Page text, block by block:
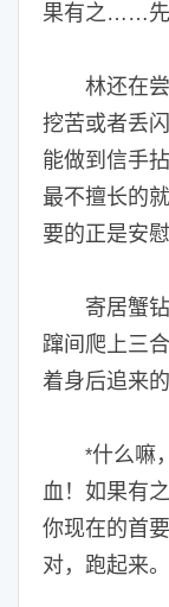
果有之……先
林还在尝
挖苦或者丢
能做到信手
最不擅长的
要的正是安慰
寄居蟹钻
蹿间爬上三
着身后追来
*什么嘛
血！如果有
你现在的首
对，跑起来。